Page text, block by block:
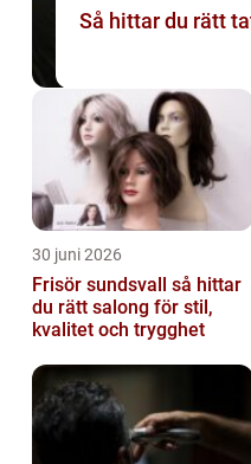
Så hittar du rätt
30 juni 2026
Frisör sundsvall så hittar
du rätt salong för stil,
kvalitet och trygghet